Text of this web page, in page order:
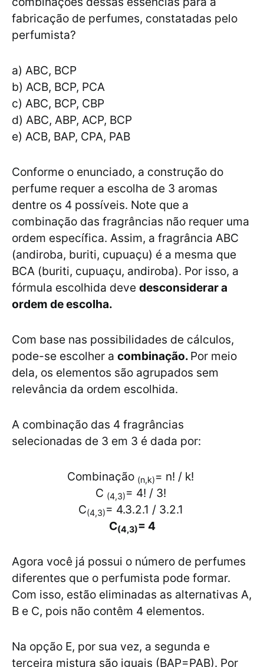
fabricação de perfumes, constatadas pelo
perfumista?
a) ABC, BCP
b) ACB, BCP, PCA
c) ABC, BCP, CBP
d) ABC, ABP, ACP, BCP
e) ACB, BAP, CPA, PAB
Conforme o enunciado, a construção do
perfume requer a escolha de 3 aromas
dentre os 4 possíveis. Note que a
combinação das fragrâncias não requer uma
ordem específica. Assim, a fragrância ABC
(andiroba, buriti, cupuaçu) é a mesma que
BCA (buriti, cupuaçu, andiroba). Por isso, a
fórmula escolhida deve desconsiderar a
ordem de escolha.
Com base nas possibilidades de cálculos,
pode-se escolher a combinação. Por meio
dela, os elementos são agrupados sem
relevância da ordem escolhida.
A combinação das 4 fragrâncias
selecionadas de 3 em 3 é dada por:
Combinação (n,k)= n! / k!
C (4,3)= 4! / 3!
C(4,3)= 4.3.2.1 / 3.2.1
C(4,3)= 4
Agora você já possui o número de perfumes
diferentes que o perfumista pode formar.
Com isso, estão eliminadas as alternativas A,
B e C, pois não contêm 4 elementos.
Na opção E, por sua vez, a segunda e
terceira mistura são iguais (BAP=PAB). Por